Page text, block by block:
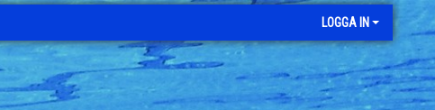
LOGGA IN